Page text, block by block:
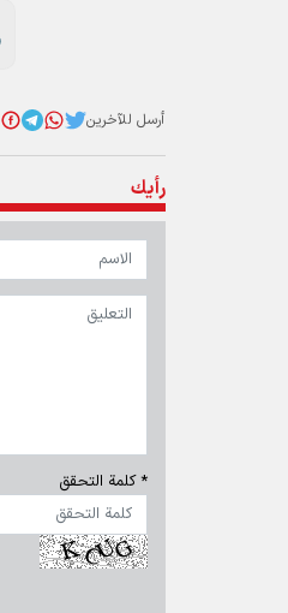
أرسل للآخرين
رأيك
* كلمة التحقق